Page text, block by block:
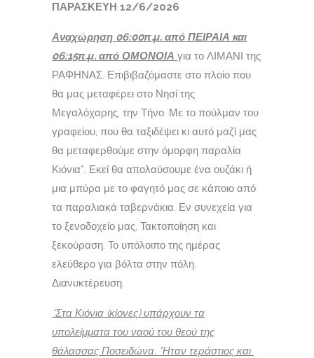
ΠΑΡΑΣΚΕΥΗ 12/6/2026
Αναχώρηση 06:00π.μ. από ΠΕΙΡΑΙΑ και
06:15π.μ. από ΟΜΟΝΟΙΑ για το ΛΙΜΑΝΙ της
ΡΑΦΗΝΑΣ. Επιβιβαζόμαστε στο πλοίο που
θα μας μεταφέρει στο Νησί της
Μεγαλόχαρης, την Τήνο. Με το πούλμαν του
γραφείου, που θα ταξιδέψει κι αυτό μαζί μας
θα μεταφερθούμε στην όμορφη παραλία
Κιόνια*. Εκεί θα απολαύσουμε ένα ουζάκι ή
μια μπύρα με το φαγητό μας σε κάποιο από
τα παραλιακά ταβερνάκια. Εν συνεχεία για
το ξενοδοχείο μας, Τακτοποίηση και
ξεκούραση. Το υπόλοιπο της ημέρας
ελεύθερο για βόλτα στην πόλη.
Διανυκτέρευση.
*Στα Κιόνια (κίονες) υπάρχουν τα
υπολείμματα του ναού του θεού της
θάλασσας Ποσειδώνα. ‘Ήταν τεράστιος και